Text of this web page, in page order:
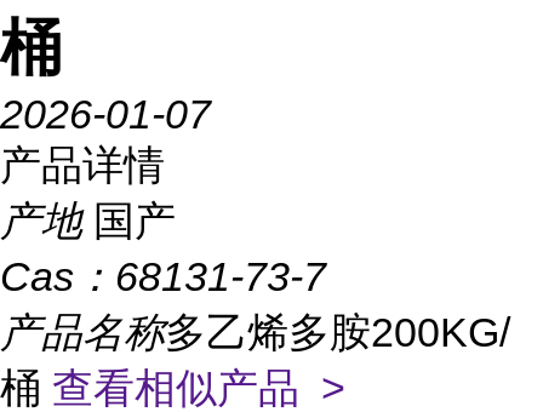
桶
2026-01-07
产品详情
产地 国产
Cas： 68131-73-7
产品名称多乙烯多胺200KG/
桶 查看相似产品 >